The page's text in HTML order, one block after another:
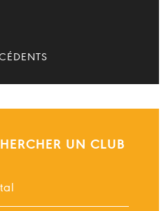
UN CLUB